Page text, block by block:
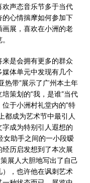
声态音乐节多于当代
心情揣摩如何参加下
展，喜欢在小洲的老
是会拥有更多的群众
体单元中发现有几个
热带”展示了广州本土年
策划的“我，是谁”当代
于小洲村礼堂内的“特
都成为艺术节中最引人
成为特别引人遐想的
女助手之间的一小段暧
历启发想到了本次展
展人大胆地写出了自己
，也许他在讽刺艺术